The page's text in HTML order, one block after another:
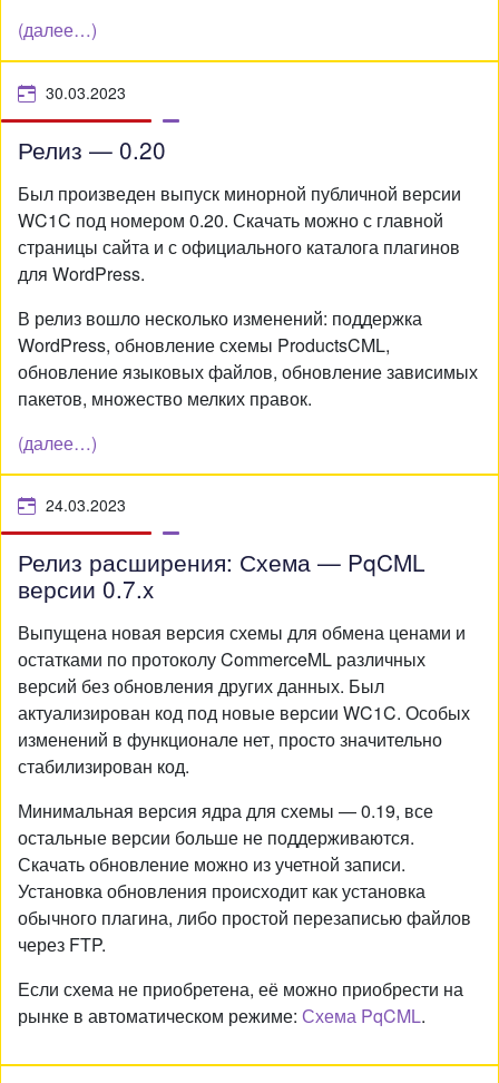
(далее…)
30.03.2023
Релиз — 0.20
Был произведен выпуск минорной публичной версии
WC1C под номером 0.20. Скачать можно с главной
страницы сайта и с официального каталога плагинов
для WordPress.
В релиз вошло несколько изменений: поддержка
WordPress, обновление схемы ProductsCML,
обновление языковых файлов, обновление зависимых
пакетов, множество мелких правок.
(далее…)
24.03.2023
Релиз расширения: Схема — PqCML
версии 0.7.x
Выпущена новая версия схемы для обмена ценами и
остатками по протоколу CommerceML различных
версий без обновления других данных. Был
актуализирован код под новые версии WC1C. Особых
изменений в функционале нет, просто значительно
стабилизирован код.
Минимальная версия ядра для схемы — 0.19, все
остальные версии больше не поддерживаются.
Скачать обновление можно из учетной записи.
Установка обновления происходит как установка
обычного плагина, либо простой перезаписью файлов
через FTP.
Если схема не приобретена, её можно приобрести на
рынке в автоматическом режиме: Схема PqCML.